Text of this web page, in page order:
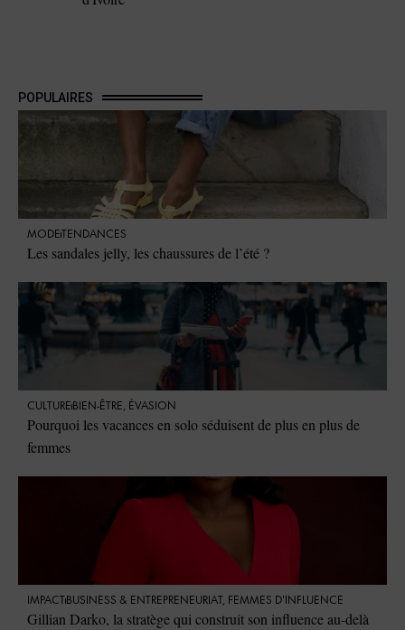
POPULAIRES
MODE TENDANCES
Les sandales jelly, les chaussures de l’été ?
CULTURE BIEN-ÊTRE, ÉVASION
Pourquoi les vacances en solo séduisent de plus en plus de
femmes
IMPACT ⁠BUSINESS & ENTREPRENEURIAT , FEMMES D'INFLUENCE
Gillian Darko, la stratège qui construit son influence au-delà